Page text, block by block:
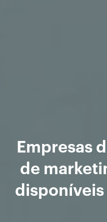
Empresas
de